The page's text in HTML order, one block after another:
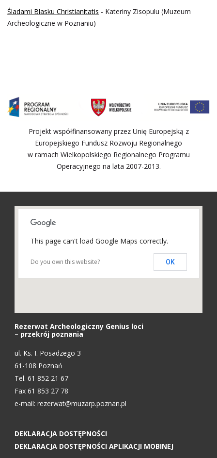
Śladami Blasku Christianitatis - Kateriny Zisopulu (Muzeum
Archeologiczne w Poznaniu)
Projekt współfinansowany przez Unię Europejską z
Europejskiego Fundusz Rozwoju Regionalnego
w ramach Wielkopolskiego Regionalnego Programu
Operacyjnego na lata 2007-2013.
This page can't load Google Maps correctly.
Do you own this website? OK
Rezerwat Archeologiczny Genius loci
– przekrój poznania
ul. Ks. I. Posadzego 3
61-108 Poznań
Tel. 61 852 21 67
Fax 61 853 27 78
e-mail: rezerwat@muzarp.poznan.pl
DEKLARACJA DOSTĘPNOŚCI
DEKLARACJA DOSTĘPNOŚCI APLIKACJI MOBINEJ